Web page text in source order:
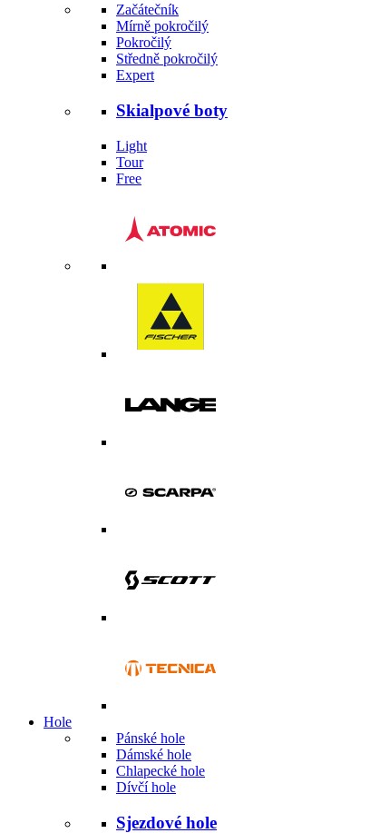
Začátečník
Mírně pokročilý
Pokročilý
Středně pokročilý
Expert
Skialpové boty
Light
Tour
Free
Hole
Pánské hole
Dámské hole
Chlapecké hole
Dívčí hole
Sjezdové hole